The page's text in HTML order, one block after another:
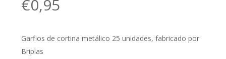
€0,95
Garfios de cortina metálico 25 unidades, fabricado por
Briplas